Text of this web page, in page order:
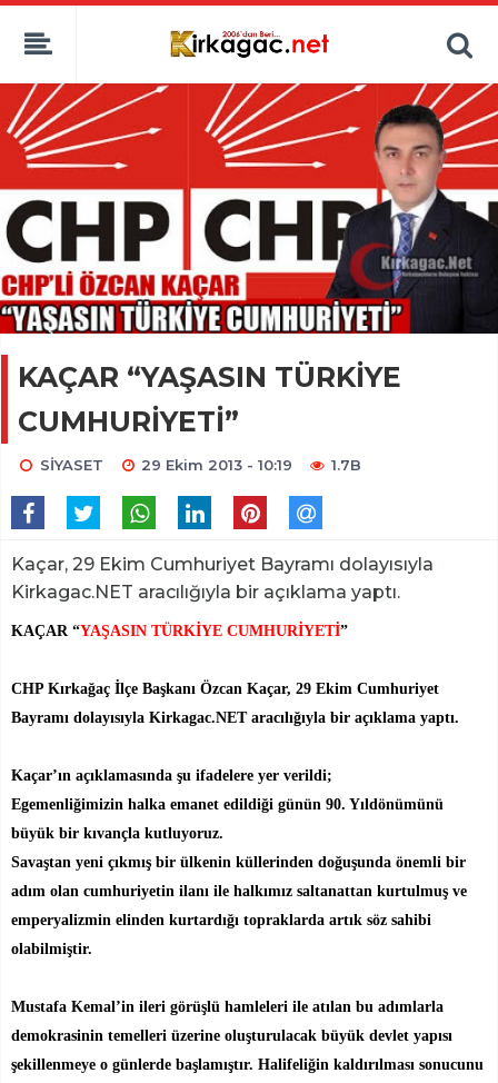
KAÇAR “YAŞASIN TÜRKİYE
CUMHURİYETİ”
SİYASET 29 Ekim 2013 - 10:19 1.7B
Kaçar, 29 Ekim Cumhuriyet Bayramı dolayısıyla
Kirkagac.NET aracılığıyla bir açıklama yaptı.
KAÇAR “YAŞASIN TÜRKİYE CUMHURİYETİ”
CHP Kırkağaç İlçe Başkanı Özcan Kaçar, 29 Ekim Cumhuriyet
Bayramı dolayısıyla Kirkagac.NET aracılığıyla bir açıklama yaptı.
Kaçar’ın açıklamasında şu ifadelere yer verildi;
Egemenliğimizin halka emanet edildiği günün 90. Yıldönümünü
büyük bir kıvançla kutluyoruz.
Savaştan yeni çıkmış bir ülkenin küllerinden doğuşunda önemli bir
adım olan cumhuriyetin ilanı ile halkımız saltanattan kurtulmuş ve
emperyalizmin elinden kurtardığı topraklarda artık söz sahibi
olabilmiştir.
Mustafa Kemal’in ileri görüşlü hamleleri ile atılan bu adımlarla
demokrasinin temelleri üzerine oluşturulacak büyük devlet yapısı
şekillenmeye o günlerde başlamıştır. Halifeliğin kaldırılması sonucunu